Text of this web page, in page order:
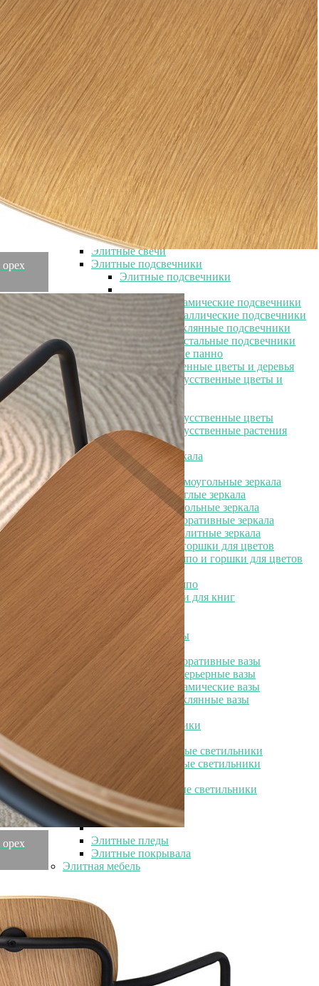
Элитные наборы посуды
Элитные тарелки
Элитные салатники
Элитные чашки
Элитные сахарницы
Элитные молочники
Элитные кувшины
Элитные предметы интерьера
Элитные предметы интерьера
Элитные шкатулки и копилки
Элитные часы
Элитные часы
Элитные настольные часы
Элитные настенные часы
Элитные картины
Элитные фоторамки
Элитные статуэтки и скульптуры
Элитные свечи
Элитные подсвечники
Элитные подсвечники
Элитные керамические подсвечники
Элитные металлические подсвечники
Элитные стеклянные подсвечники
Элитные хрустальные подсвечники
Элитные настенные панно
Элитные искусственные цветы и деревья
Элитные искусственные цветы и
деревья
Элитные искусственные цветы
Элитные искусственные растения
Элитные зеркала
Элитные зеркала
Элитные прямоугольные зеркала
Элитные круглые зеркала
Элитные напольные зеркала
Элитные декоративные зеркала
Необычные элитные зеркала
Элитные кашпо и горшки для цветов
Элитные кашпо и горшки для цветов
Элитные кашпо
Элитные держатели для книг
Элитные вешалки
Элитные вазы
Элитные вазы
Элитные декоративные вазы
Элитные интерьерные вазы
Элитные керамические вазы
Элитные стеклянные вазы
Элитные светильники
Элитные светильники
Элитные потолочные светильники
Элитные настольные светильники
Элитные бра
Элитные напольные светильники
Элитный текстиль
Элитный текстиль
Элитные пледы
Элитные покрывала
Элитная мебель
Элитные шкафы
Элитные пуфы
Элитные банкетки
Элитные диваны
Элитные диваны
Элитные велюровые диваны